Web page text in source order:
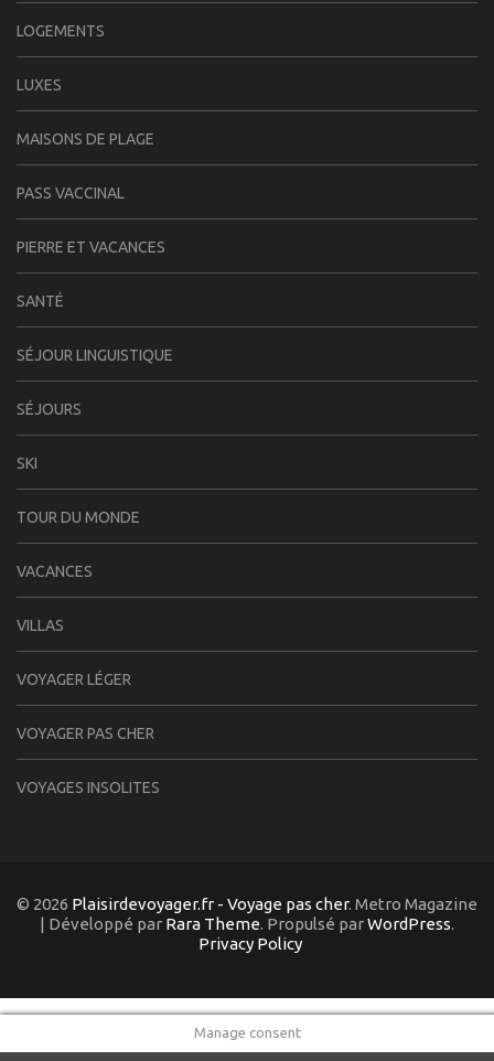
LOGEMENTS
LUXES
MAISONS DE PLAGE
PASS VACCINAL
PIERRE ET VACANCES
SANTÉ
SÉJOUR LINGUISTIQUE
SÉJOURS
SKI
TOUR DU MONDE
VACANCES
VILLAS
VOYAGER LÉGER
VOYAGER PAS CHER
VOYAGES INSOLITES
© 2026 Plaisirdevoyager.fr - Voyage pas cher. Metro Magazine
| Développé par Rara Theme. Propulsé parWordPress.
Privacy Policy
Manage consent